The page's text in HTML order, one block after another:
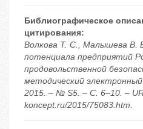
Библиографическое
цитирования:
Волкова Т. С., Малышева В.
потенциала предприятий
продовольственной
методический
2015. – № S5. – С. 6–10. –
koncept.ru/2015/75083.htm.